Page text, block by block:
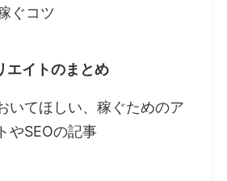
ぐコツ
エイトのまとめ
いてほしい、稼ぐためのア
やSEOの記事